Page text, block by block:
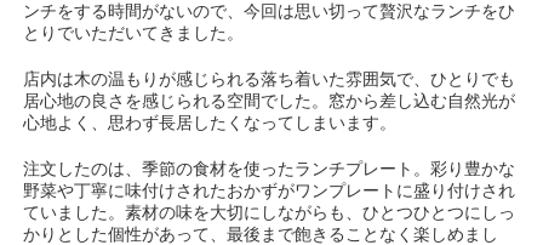
ンチをする時間がないので、今回は思い切って贅沢なランチをひ
とりでいただいてきました。
店内は木の温もりが感じられる落ち着いた雰囲気で、ひとりでも
居心地の良さを感じられる空間でした。窓から差し込む自然光が
心地よく、思わず長居したくなってしまいます。
注文したのは、季節の食材を使ったランチプレート。彩り豊かな
野菜や丁寧に味付けされたおかずがワンプレートに盛り付けされ
ていました。素材の味を大切にしながらも、ひとつひとつにしっ
かりとした個性があって、最後まで飽きることなく楽しめまし